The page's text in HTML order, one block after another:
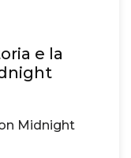
e la
Midnight